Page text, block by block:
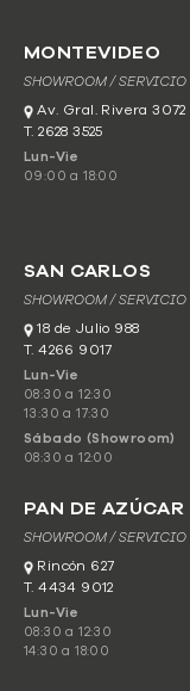
MONTEVIDEO
SHOWROOM / SERVICIO
Av. Gral. Rivera 3072
T. 2628 3525
Lun-Vie
09:00 a 18:00
SAN CARLOS
SHOWROOM / SERVICIO
18 de Julio 988
T. 4266 9017
Lun-Vie
08:30 a 12:30
13:30 a 17:30
Sábado (Showroom)
08:30 a 12:00
PAN DE AZÚCAR
SHOWROOM / SERVICIO
Rincón 627
T. 4434 9012
Lun-Vie
08:30 a 12:30
14:30 a 18:00